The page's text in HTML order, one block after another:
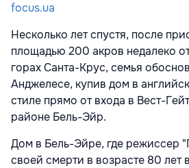
focus.ua
Несколько лет спустя, после
площадью 200 акров недалеко
горах Санта-Крус, семья
Анджелесе, купив дом в
стиле прямо от входа в Вест-
районе Бель-Эйр.
Дом в Бель-Эйре, где режиссер
своей смерти в возрасте 80 лет